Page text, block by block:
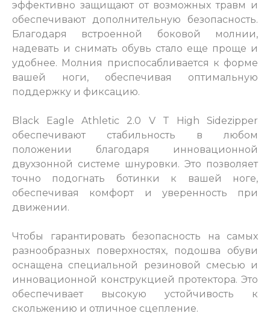
эффективно защищают от возможных травм и
обеспечивают дополнительную безопасность.
Благодаря встроенной боковой молнии,
надевать и снимать обувь стало еще проще и
удобнее. Молния приспосабливается к форме
вашей ноги, обеспечивая оптимальную
поддержку и фиксацию.
Black Eagle Athletic 2.0 V T High Sidezipper
обеспечивают стабильность в любом
положении благодаря инновационной
двухзонной системе шнуровки. Это позволяет
точно подогнать ботинки к вашей ноге,
обеспечивая комфорт и уверенность при
движении.
Чтобы гарантировать безопасность на самых
разнообразных поверхностях, подошва обуви
оснащена специальной резиновой смесью и
инновационной конструкцией протектора. Это
обеспечивает высокую устойчивость к
скольжению и отличное сцепление.